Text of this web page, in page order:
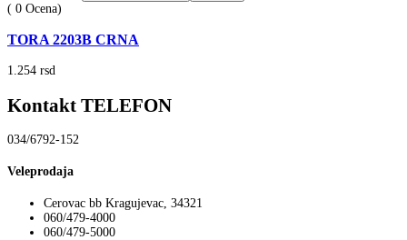
( 0 Ocena)
TORA 2203B CRNA
1.254 rsd
Kontakt TELEFON
034/6792-152
Veleprodaja
Cerovac bb Kragujevac, 34321
060/479-4000
060/479-5000